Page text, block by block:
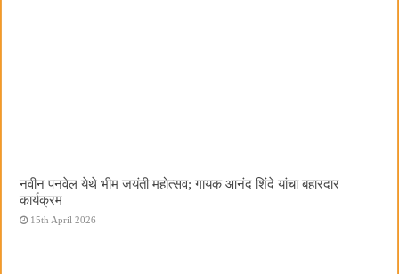
नवीन पनवेल येथे भीम जयंती महोत्सव; गायक आनंद शिंदे यांचा बहारदार
कार्यक्रम
15th April 2026